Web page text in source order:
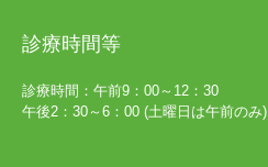
診療時間等
診療時間：午前9：00～12：30
午後2：30～6：00 (土曜日は午前のみ)